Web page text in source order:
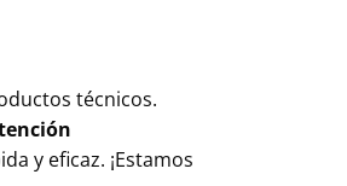
técnicos.
y eficaz. ¡Estamos